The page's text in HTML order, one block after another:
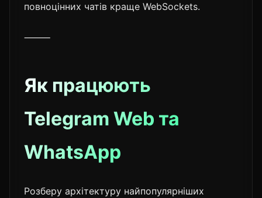
повноцінних чатів краще WebSockets.
⸻
Як працюють
Telegram Web та
WhatsApp
Розберу архітектуру найпопулярніших